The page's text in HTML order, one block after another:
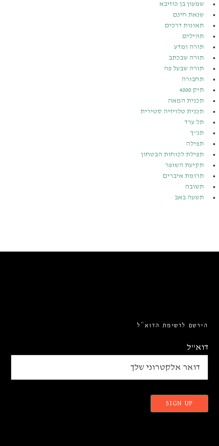
שמעון בן כּוזיבא
שנאת חינם
תאונות דרכים
תהילים
תורה ומדע
תורה שבכתב
תורה שבעל פה
תחבורה
תיק 4000
תכנית המאה
תכנית טלויזיה סטירית
תל ערד
תנ”ך
תפילה
תפילת לכוחות הבטחון
תקיעת השופר
תרומת איברים
תשובה
תשעה באב
הירשם לרשימת הדוא”ל
דוא"ל